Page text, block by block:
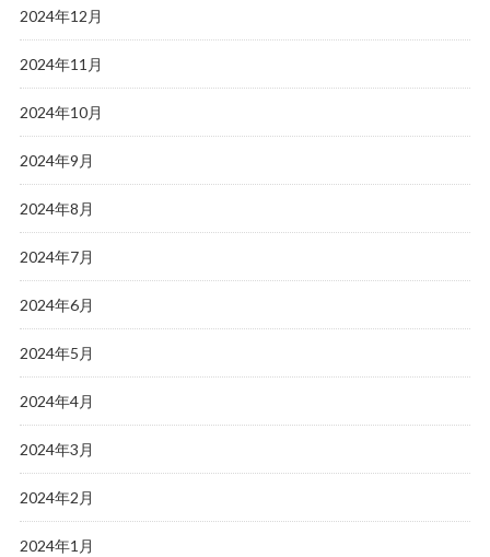
2024年12月
2024年11月
2024年10月
2024年9月
2024年8月
2024年7月
2024年6月
2024年5月
2024年4月
2024年3月
2024年2月
2024年1月